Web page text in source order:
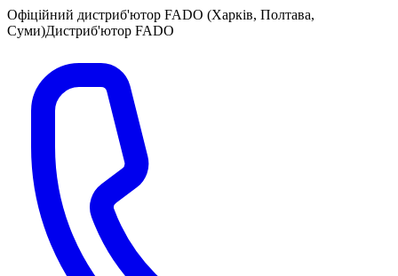
Офіційний дистриб'ютор FADO (Харків, Полтава,
Суми)Дистриб'ютор FADO